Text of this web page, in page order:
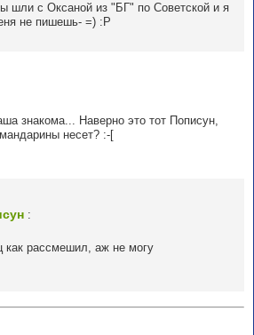
шли с Оксаной из "БГ" по Советской и я
не пишешь- =) :P
знакома... Наверно это тот Пописун,
несет? :-[
:
как рассмешил, аж не могу